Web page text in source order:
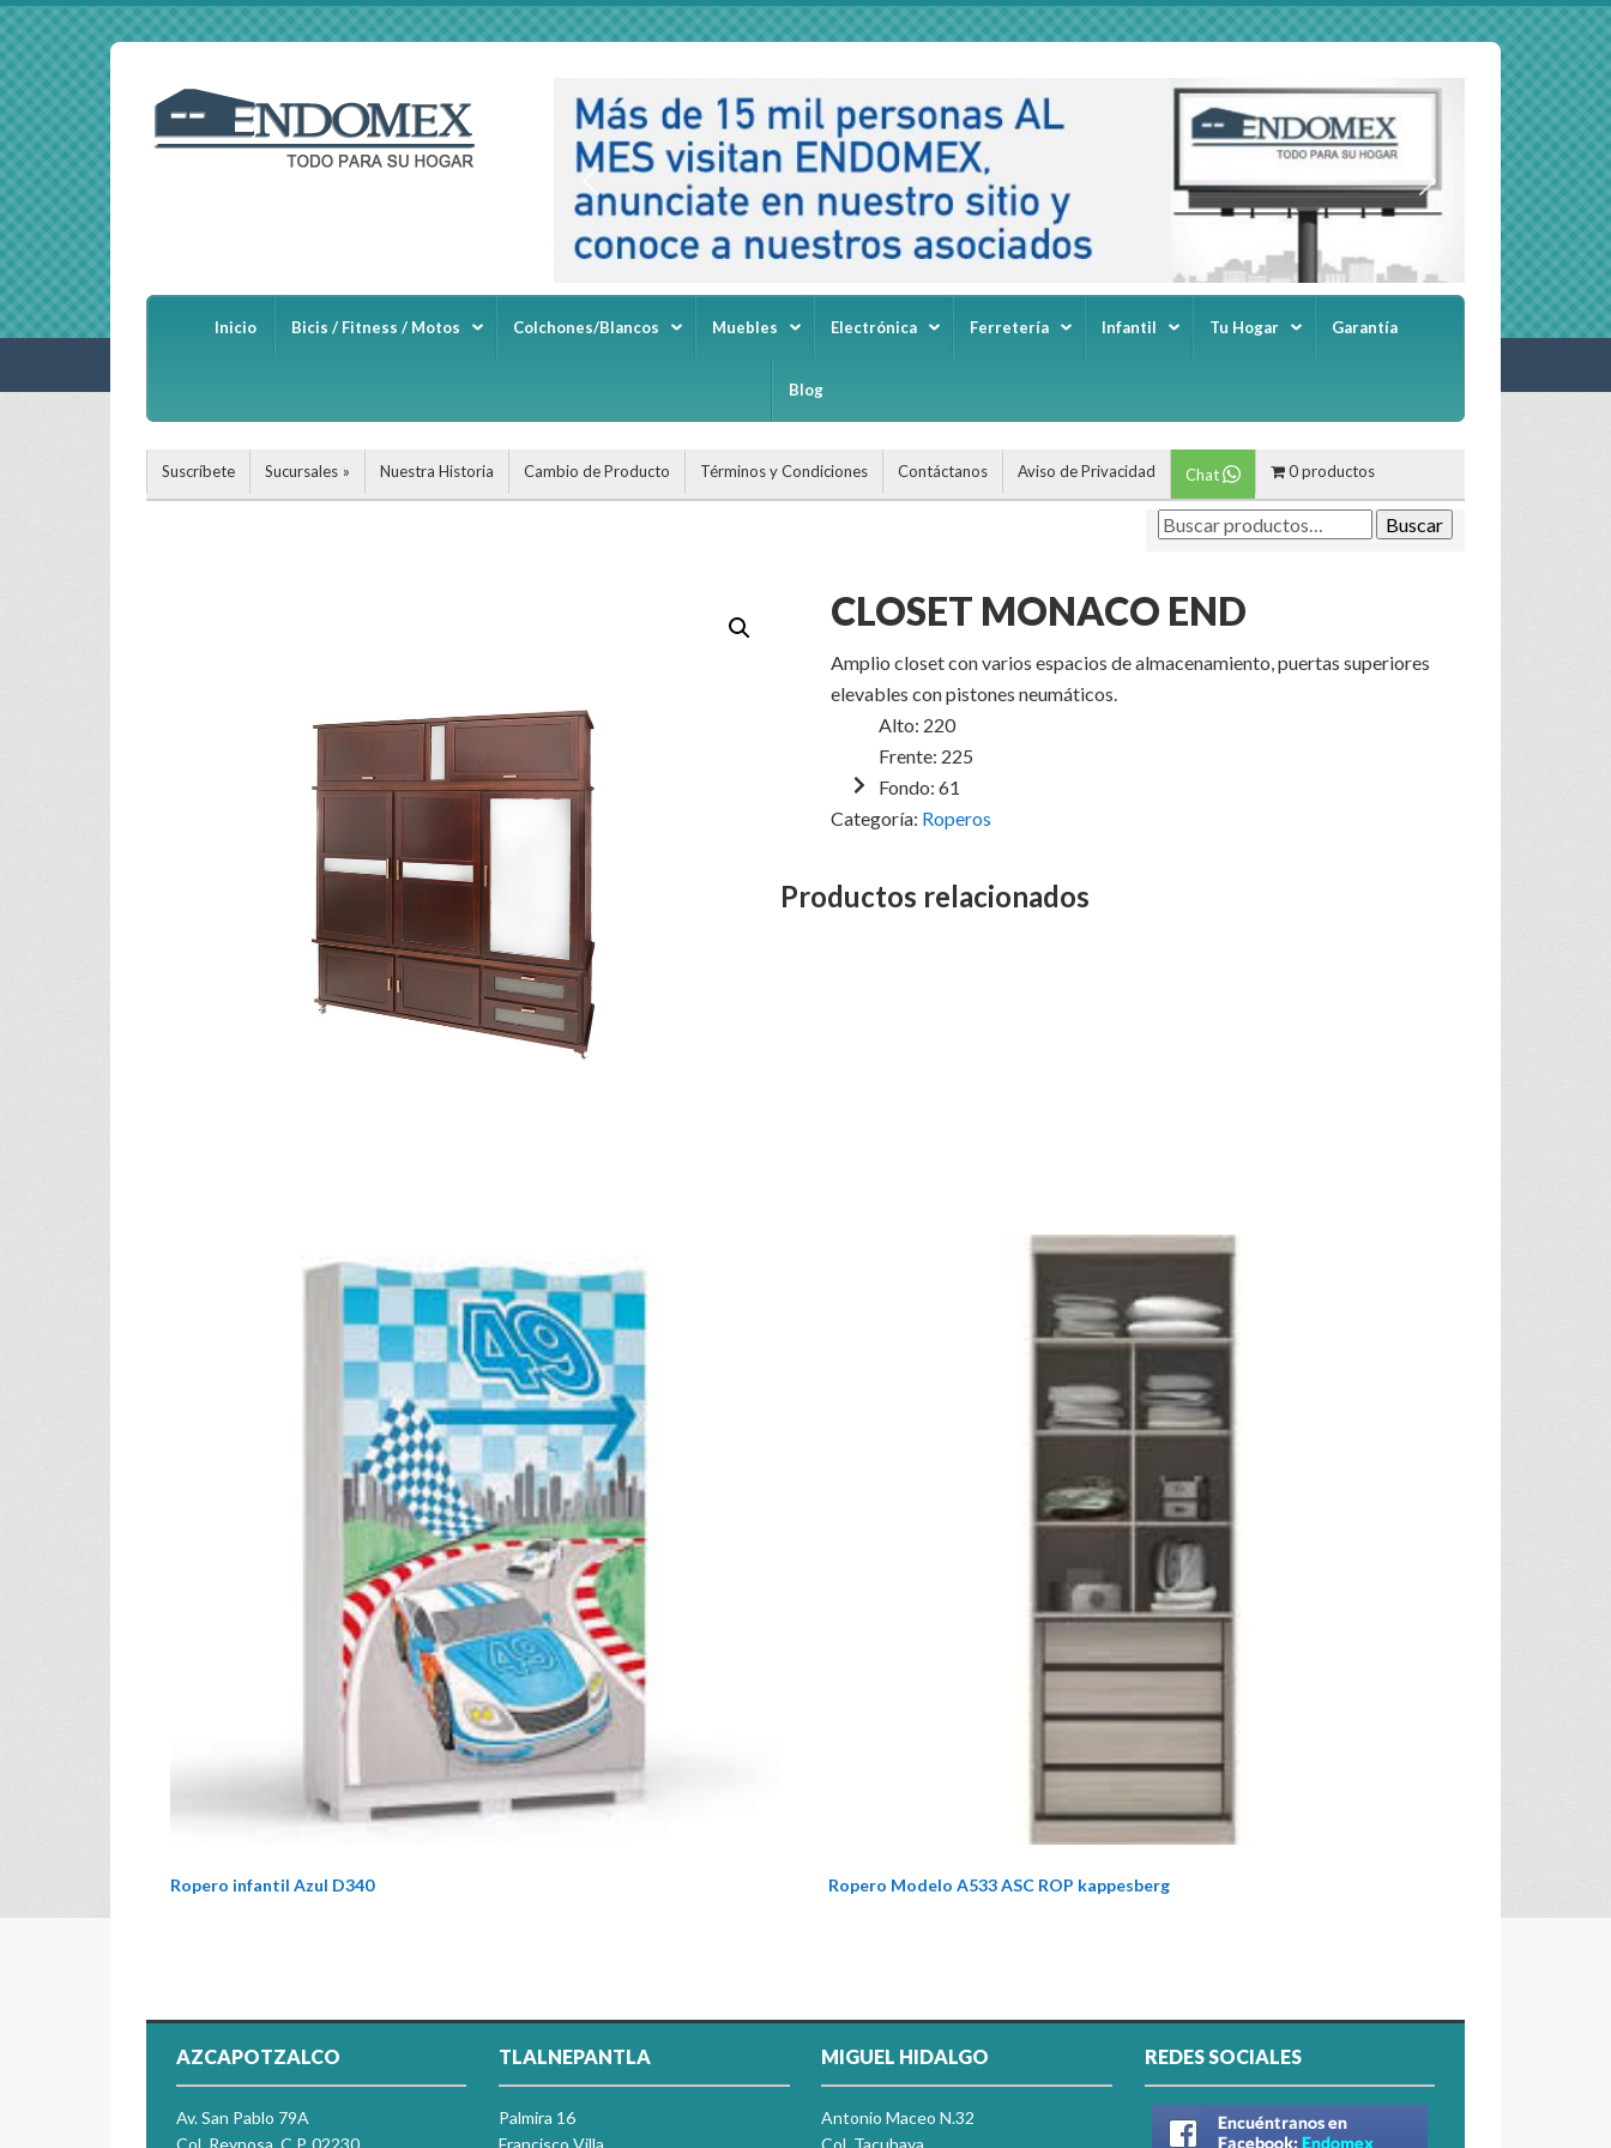
Inicio Bicis / Fitness / Motos Colchones/Blancos Muebles Electrónica Ferretería Infantil Tu Hogar Garantía
Blog
Suscríbete Sucursales Nuestra Historia Cambio de Producto Términos y Condiciones Contáctanos Aviso de Privacidad Chat 0 productos
Buscar
CLOSET MONACO END
Amplio closet con varios espacios de almacenamiento, puertas superiores
elevables con pistones neumáticos.
Alto: 220
Frente: 225
Fondo: 61
Categoría: Roperos
Productos relacionados
Ropero infantil Azul D340 Ropero Modelo A533 ASC ROP kappesberg
AZCAPOTZALCO
Av. San Pablo 79A
Col. Reynosa, C.P. 02230
TLALNEPANTLA
Palmira 16
Francisco Villa
MIGUEL HIDALGO
Antonio Maceo N.32
Col. Tacubaya
REDES SOCIALES